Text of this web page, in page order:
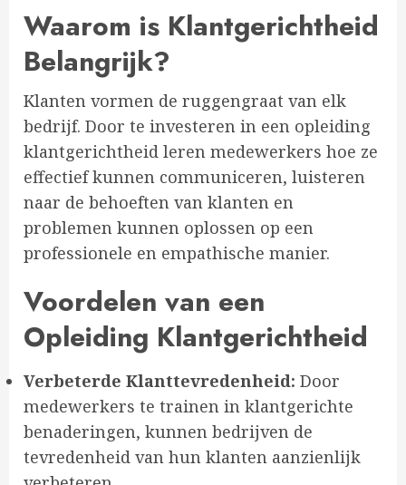
Waarom is Klantgerichtheid
Belangrijk?
Klanten vormen de ruggengraat van elk
bedrijf. Door te investeren in een opleiding
klantgerichtheid leren medewerkers hoe ze
effectief kunnen communiceren, luisteren
naar de behoeften van klanten en
problemen kunnen oplossen op een
professionele en empathische manier.
Voordelen van een
Opleiding Klantgerichtheid
Verbeterde Klanttevredenheid: Door
medewerkers te trainen in klantgerichte
benaderingen, kunnen bedrijven de
tevredenheid van hun klanten aanzienlijk